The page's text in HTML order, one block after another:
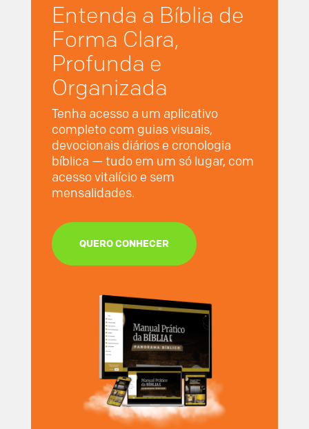
Entenda a Bíblia de
Forma Clara,
Profunda e
Organizada
Tenha acesso a um aplicativo
completo com guias visuais,
devocionais diários e cronologia
bíblica — tudo em um só lugar, com
acesso vitalício e sem
mensalidades.
QUERO CONHECER